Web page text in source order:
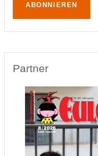
ABONNIEREN
Partner